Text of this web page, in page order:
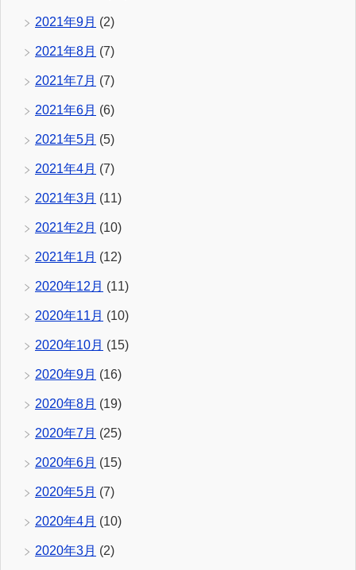
2021年9月 (2)
2021年8月 (7)
2021年7月 (7)
2021年6月 (6)
2021年5月 (5)
2021年4月 (7)
2021年3月 (11)
2021年2月 (10)
2021年1月 (12)
2020年12月 (11)
2020年11月 (10)
2020年10月 (15)
2020年9月 (16)
2020年8月 (19)
2020年7月 (25)
2020年6月 (15)
2020年5月 (7)
2020年4月 (10)
2020年3月 (2)